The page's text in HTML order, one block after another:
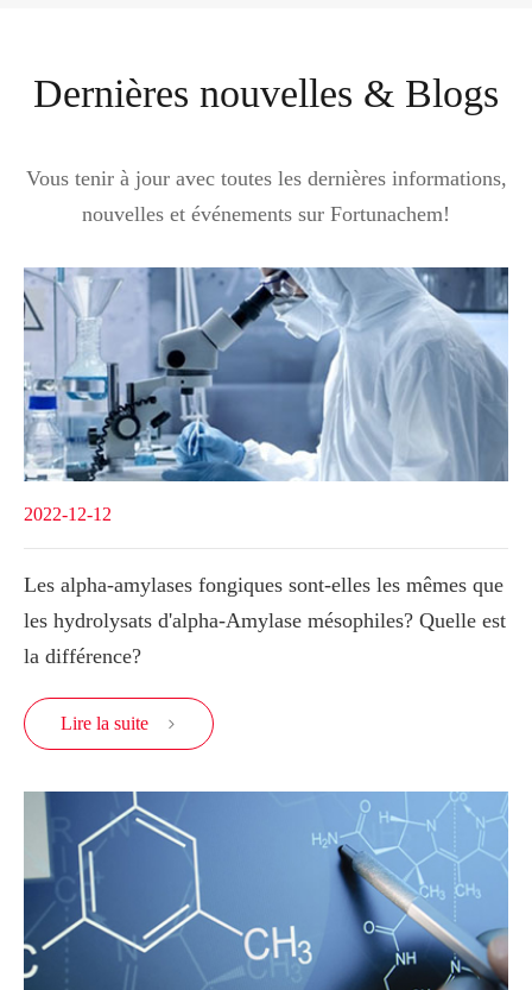
Dernières nouvelles & Blogs
Vous tenir à jour avec toutes les dernières informations,
nouvelles et événements sur Fortunachem!
2022-12-12
Les alpha-amylases fongiques sont-elles les mêmes que
les hydrolysats d'alpha-Amylase mésophiles? Quelle est
la différence?
Lire la suite 